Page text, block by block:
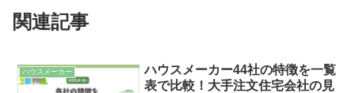
関連記事
ハウスメーカー
ハウスメーカー44社の特徴を一覧
表で比較！大手注文住宅会社の見